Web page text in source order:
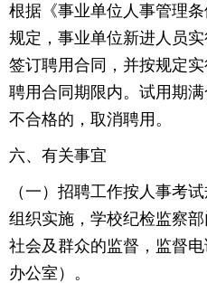
根据《事业单位人事管理条
规定，事业单位新进人员
签订聘用合同，并按规定
聘用合同期限内。试用期
不合格的，取消聘用。
六、有关事宜
（一）招聘工作按人事考
组织实施，学校纪检监察
社会及群众的监督，监督电
办公室）。